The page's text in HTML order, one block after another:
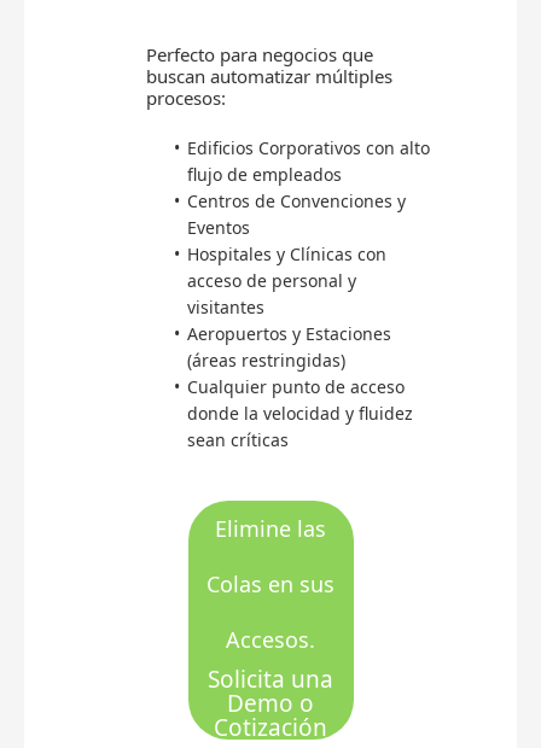
Perfecto para negocios que
buscan automatizar múltiples
procesos:
Edificios Corporativos con alto
flujo de empleados
Centros de Convenciones y
Eventos
Hospitales y Clínicas con
acceso de personal y
visitantes
Aeropuertos y Estaciones
(áreas restringidas)
Cualquier punto de acceso
donde la velocidad y fluidez
sean críticas
Elimine las
Colas en sus
Accesos.
Solicita una
Demo o
Cotización